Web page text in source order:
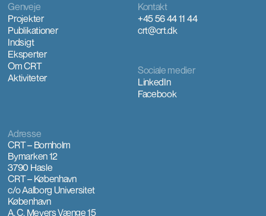
Kontakt
+45 56 44 11 44
crt@crt.dk
Genveje
Projekter
Publikationer
Indsigt
Eksperter
Om CRT
Aktiviteter
Sociale medier
LinkedIn
Facebook
Adresse
CRT – Bornholm
Bymarken 12
3790 Hasle
CRT – København
c/o Aalborg Universitet
København
A. C. Meyers Vænge 15